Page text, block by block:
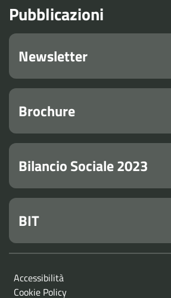
Pubblicazioni
Newsletter
Brochure
Bilancio Sociale 2023
BIT
Accessibilità
Cookie Policy